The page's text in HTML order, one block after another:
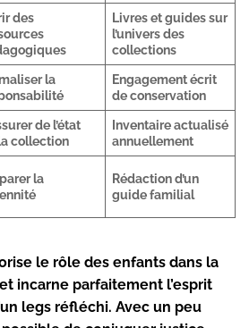
des
Livres et guides sur
l’univers des
collections
la
Engagement écrit
de conservation
de l’état
collection
Inventaire actualisé
annuellement
la
Rédaction d’un
guide familial
le rôle des enfants dans la
incarne parfaitement l’esprit
legs réfléchi. Avec un peu